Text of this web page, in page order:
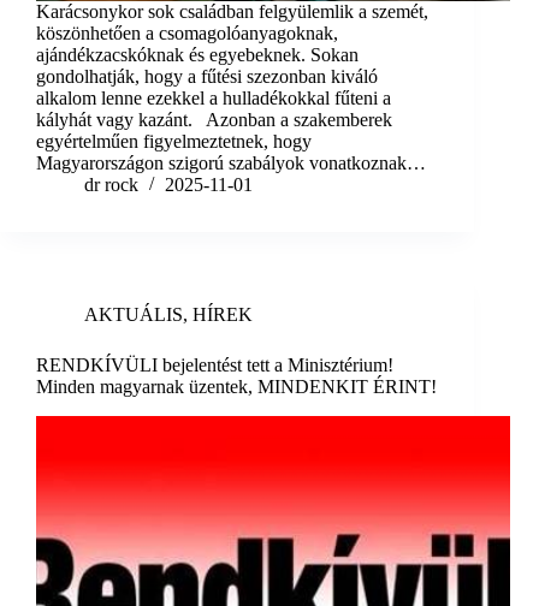
Karácsonykor sok családban felgyülemlik a szemét,
köszönhetően a csomagolóanyagoknak,
ajándékzacskóknak és egyebeknek. Sokan
gondolhatják, hogy a fűtési szezonban kiváló
alkalom lenne ezekkel a hulladékokkal fűteni a
kályhát vagy kazánt. Azonban a szakemberek
egyértelműen figyelmeztetnek, hogy
Magyarországon szigorú szabályok vonatkoznak…
dr rock
2025-11-01
AKTUÁLIS, HÍREK
RENDKÍVÜLI bejelentést tett a Minisztérium!
Minden magyarnak üzentek, MINDENKIT ÉRINT!